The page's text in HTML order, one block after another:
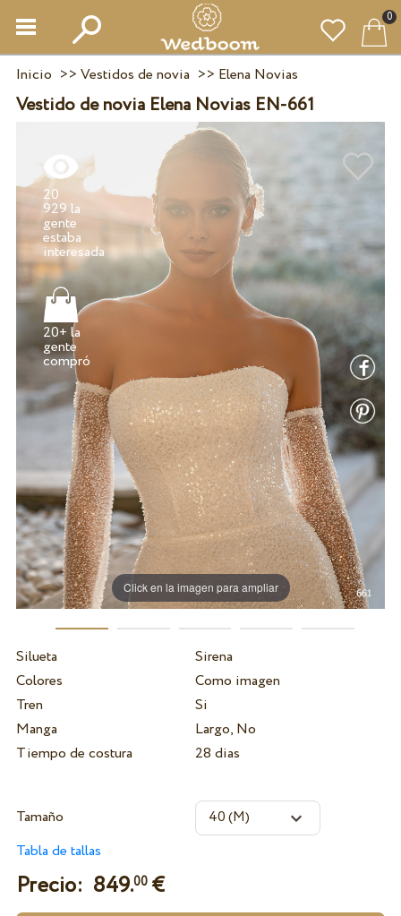
0
Inicio >> Vestidos de novia >> Elena Novias
Vestido de novia Elena Novias EN-661
Click en la imagen para ampliar
20
929 la
gente
estaba
20+ la
gente
Silueta
Sirena
Colores
Como imagen
Tren
Si
Manga
Largo, No
Tiempo de costura
28 dias
Tamaño
Tabla de tallas
Precio: 849.00€